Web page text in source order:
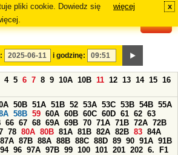
pliki cookie. Dowiedz się
więcej x
i godzinę:
4 5 6 7 8 9 10A 10B 11 12 13 14 15 16
50B 51A 51B 52 53A 53C 53B 54B 55A
58B 59 60A 60B 60C 60D 61 62 63
66 67 68 69A 69B 70 71A 71B 72A 72B
78 80A 80B 81A 81B 82A 82B 83 84A
87A 87B 88A 88B 88C 88D 89 90 91A 91B
94 96 97A 97B 99 100 101 201 202 6.
F1